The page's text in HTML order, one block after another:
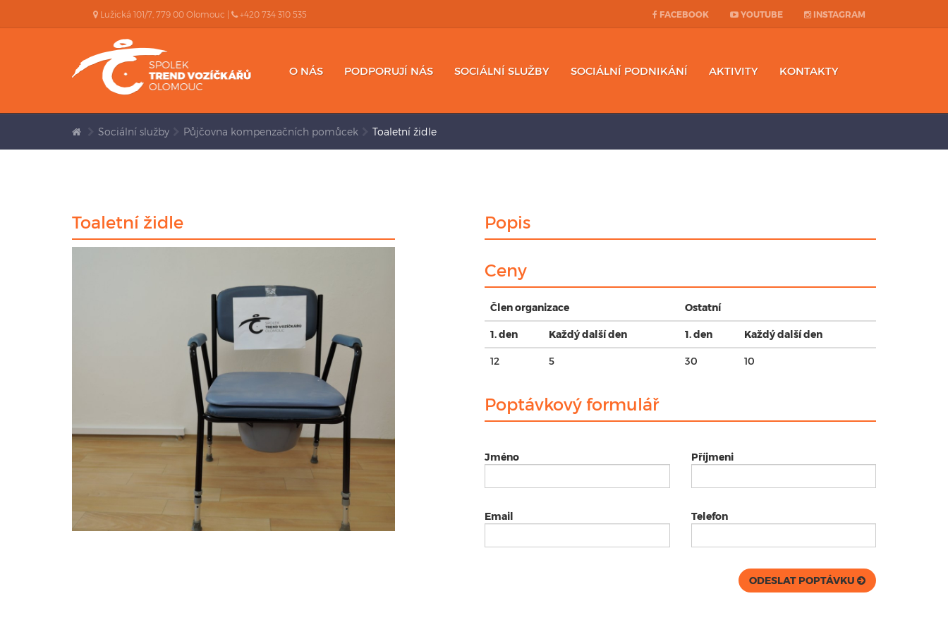
Lužická 101/7, 779 00 Olomouc | +420 734 310 535 FACEBOOK YOUTUBE INSTAGRAM
O NÁS PODPORUJÍ NÁS SOCIÁLNÍ SLUŽBY SOCIÁLNÍ PODNIKÁNÍ AKTIVITY KONTAKTY
Sociální služby Půjčovna kompenzačních pomůcek Toaletní židle
Toaletní židle Popis
Ceny
Člen organizace Ostatní
1. den Každý další den 1. den Každý další den
12 5 30 10
Poptávkový formulář
Jméno Příjmeni
Email Telefon
ODESLAT POPTÁVKU